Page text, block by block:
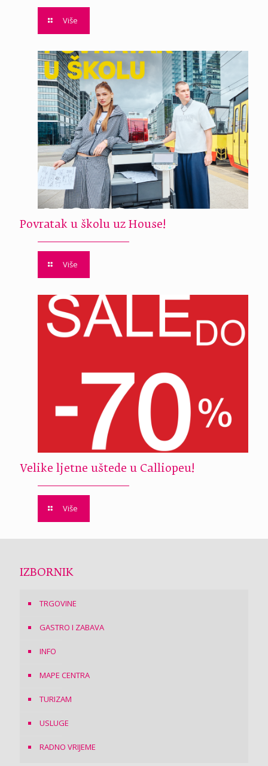
Više
Povratak u školu uz House!
Više
Velike ljetne uštede u Calliopeu!
Više
IZBORNIK
TRGOVINE
GASTRO I ZABAVA
INFO
MAPE CENTRA
TURIZAM
USLUGE
RADNO VRIJEME